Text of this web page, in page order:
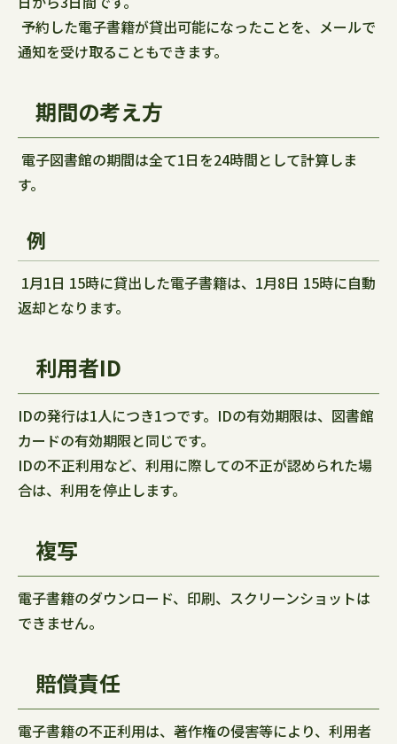
予約した電子書籍が貸出可能になったことを、メールで
通知を受け取ることもできます。
期間の考え方
電子図書館の期間は全て1日を24時間として計算しま
す。
例
1月1日 15時に貸出した電子書籍は、1月8日 15時に自動
返却となります。
利用者ID
IDの発行は1人につき1つです。IDの有効期限は、図書館
カードの有効期限と同じです。
IDの不正利用など、利用に際しての不正が認められた場
合は、利用を停止します。
複写
電子書籍のダウンロード、印刷、スクリーンショットは
できません。
賠償責任
電子書籍の不正利用は、著作権の侵害等により、利用者